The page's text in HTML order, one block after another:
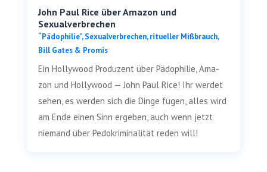
John Paul Rice über Amazon und
Sexualverbrechen
“Pädo­phi­lie”, Sexu­al­ver­bre­chen, ritu­el­ler Miß­brauch,
Bill Gates & Promis
Ein Hol­ly­wood Pro­du­zent über Pädo­phi­lie, Ama­
zon und Hol­ly­wood — John Paul Rice! Ihr wer­det
sehen, es wer­den sich die Din­ge fügen, alles wird
am Ende einen Sinn erge­ben, auch wenn jetzt
nie­mand über Pedo­kri­mi­na­li­tät reden will!